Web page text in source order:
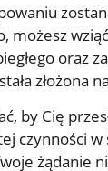
możesz
oraz
złożona
by Cię
czynności
żądanie